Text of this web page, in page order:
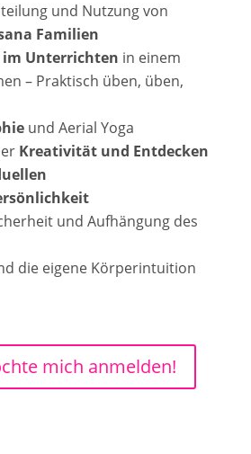
und Nutzung von
Familien
im Unterrichten in einem
– Praktisch üben, üben,
und Aerial Yoga
Kreativität und Entdecken
und Aufhängung des
die eigene Körperintuition
mich anmelden!